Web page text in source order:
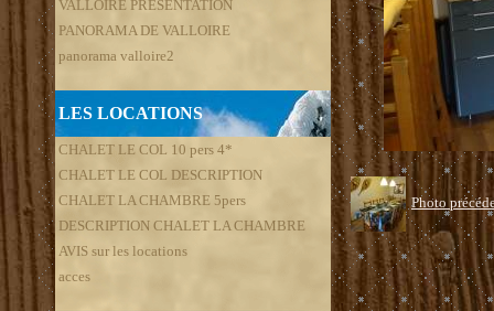
VALLOIRE PRESENTATION
PANORAMA DE VALLOIRE
panorama valloire2
LES LOCATIONS
CHALET LE COL 10 pers 4*
CHALET LE COL DESCRIPTION
CHALET LA CHAMBRE 5pers
DESCRIPTION CHALET LA CHAMBRE
AVIS sur les locations
acces
Photo